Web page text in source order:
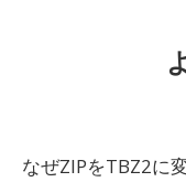
なぜZIPをTBZ2に